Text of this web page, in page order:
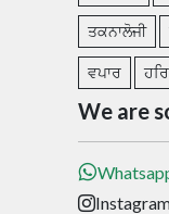
ਤਕਨਾਲੋਜੀ
ਵਪਾਰ
We are